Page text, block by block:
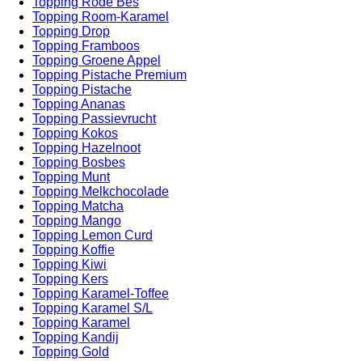
Topping Room-Karamel
Topping Drop
Topping Framboos
Topping Groene Appel
Topping Pistache Premium
Topping Pistache
Topping Ananas
Topping Passievrucht
Topping Kokos
Topping Hazelnoot
Topping Bosbes
Topping Munt
Topping Melkchocolade
Topping Matcha
Topping Mango
Topping Lemon Curd
Topping Koffie
Topping Kiwi
Topping Kers
Topping Karamel-Toffee
Topping Karamel S/L
Topping Karamel
Topping Kandij
Topping Gold